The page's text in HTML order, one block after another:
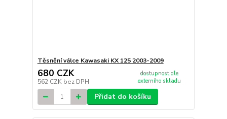
Těsnění válce Kawasaki KX 125 2003-2009
680 CZK
562 CZK bez DPH
dostupnost dle
externího skladu
Přidat do košíku